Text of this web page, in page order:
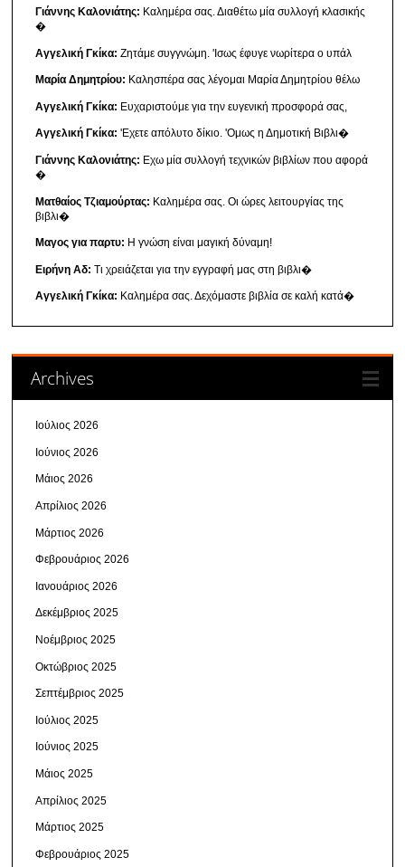
Γιάννης Καλονιάτης: Καλημέρα σας. Διαθέτω μία συλλογή κλασικής
�
Αγγελική Γκίκα: Ζητάμε συγγνώμη. 'Ισως έφυγε νωρίτερα ο υπάλ
Μαρία Δημητρίου: Καλησπέρα σας λέγομαι Μαρία Δημητρίου θέλω
Αγγελική Γκίκα: Ευχαριστούμε για την ευγενική προσφορά σας,
Αγγελική Γκίκα: 'Εχετε απόλυτο δίκιο. 'Ομως η Δημοτική Βιβλι�
Γιάννης Καλονιάτης: Εχω μία συλλογή τεχνικών βιβλίων που αφορά
�
Ματθαίος Τζιαμούρτας: Καλημέρα σας. Οι ώρες λειτουργίας της
βιβλι�
Μαγος για παρτυ: Η γνώση είναι μαγική δύναμη!
Ειρήνη Αδ: Τι χρειάζεται για την εγγραφή μας στη βιβλι�
Αγγελική Γκίκα: Καλημέρα σας. Δεχόμαστε βιβλία σε καλή κατά�
Archives
Ιούλιος 2026
Ιούνιος 2026
Μάιος 2026
Απρίλιος 2026
Μάρτιος 2026
Φεβρουάριος 2026
Ιανουάριος 2026
Δεκέμβριος 2025
Νοέμβριος 2025
Οκτώβριος 2025
Σεπτέμβριος 2025
Ιούλιος 2025
Ιούνιος 2025
Μάιος 2025
Απρίλιος 2025
Μάρτιος 2025
Φεβρουάριος 2025